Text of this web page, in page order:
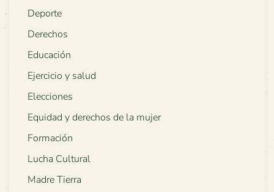
Deporte
Derechos
Educación
Ejercicio y salud
Elecciones
Equidad y derechos de la mujer
Formación
Lucha Cultural
Madre Tierra